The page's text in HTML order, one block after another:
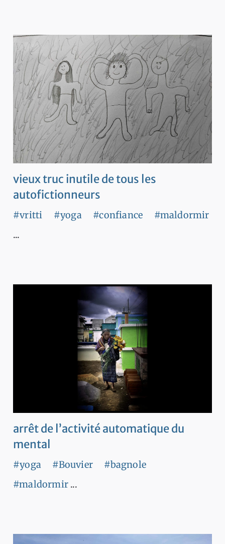
vieux truc inutile de tous les
autofictionneurs
#vritti #yoga #confiance
#maldormir
...
arrêt de l’activité automatique du
mental
#yoga #Bouvier
#bagnole
#maldormir...